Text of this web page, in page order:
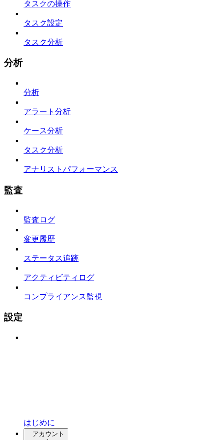
タスクの操作
タスク設定
タスク分析
分析
分析
アラート分析
ケース分析
タスク分析
アナリストパフォーマンス
監査
監査ログ
変更履歴
ステータス追跡
アクティビティログ
コンプライアンス監視
設定
はじめに
アカウント